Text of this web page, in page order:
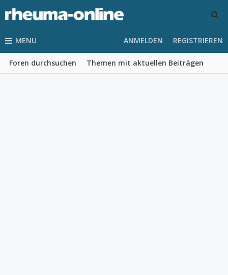
MENU
Foren durchsuchen Themen mit aktuellen Beiträgen
ANMELDEN REGISTRIEREN